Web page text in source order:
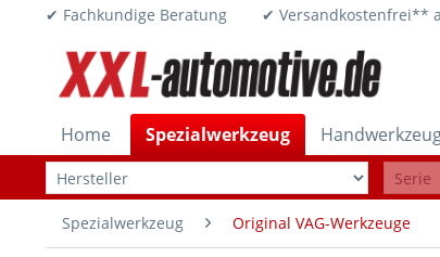
✔ Fachkundige Beratung ✔
Home Spezialwerkzeug
Spezialwerkzeug Original VAG-Werkzeuge